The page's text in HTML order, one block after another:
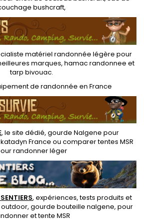
bushcraft,
matériel randonnée légère pour
marques, hamac randonnee et
tarp bivouac.
de randonnée en France
, le site dédié, gourde Nalgene pour
France ou comparer tentes MSR
randonner léger
, expériences, tests produits et
, gourde bouteille nalgene, pour
ettente MSR